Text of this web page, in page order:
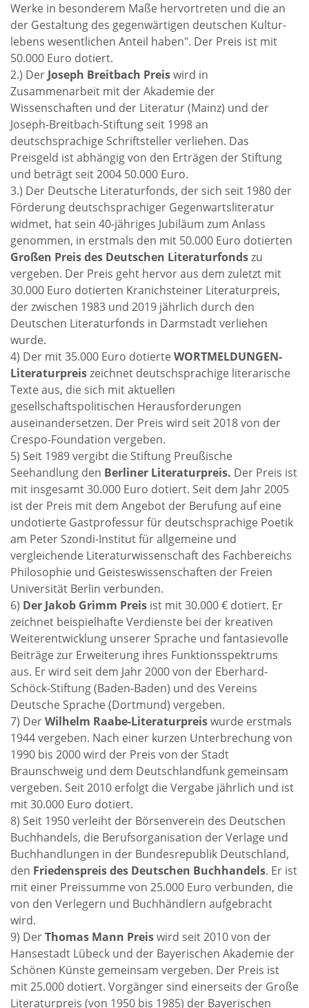
Werke in besonderem Maße hervor­treten und die an
der Gestaltung des gegen­wärtigen deutschen Kultur­
lebens wesentlichen Anteil haben". Der Preis ist mit
50.000 Euro dotiert.
2.) Der Joseph Breitbach Preiswird in
Zusammenarbeit mit der Akademie der
Wissenschaften und der Literatur (Mainz) und der
Joseph-Breitbach-Stiftung seit 1998 an
deutschsprachige Schriftsteller verliehen. Das
Preisgeld ist abhängig von den Erträgen der Stiftung
und beträgt seit 2004 50.000 Euro.
3.) Der Deutsche Literaturfonds, der sich seit 1980 der
Förderung deutschsprachiger Gegenwartsliteratur
widmet, hat sein 40-jähriges Jubiläum zum Anlass
genommen, in erstmals den mit 50.000 Euro dotierten
Großen Preis des Deutschen Literaturfondszu
vergeben. Der Preis geht hervor aus dem zuletzt mit
30.000 Euro dotierten Kranichsteiner Literaturpreis,
der zwischen 1983 und 2019 jährlich durch den
Deutschen Literaturfonds in Darmstadt verliehen
wurde.
4) Der mit 35.000 Euro dotierte WORTMELDUNGEN-
Literaturpreiszeichnet deutschsprachige literarische
Texte aus, die sich mit aktuellen
gesellschaftspolitischen Herausforderungen
auseinandersetzen. Der Preis wird seit 2018 von der
Crespo-Foundation vergeben.
5) Seit 1989 vergibt die Stiftung Preußische
Seehandlung den Berliner Literaturpreis. Der Preis ist
mit insgesamt 30.000 Euro dotiert. Seit dem Jahr 2005
ist der Preis mit dem Angebot der Berufung auf eine
undotierte Gastprofessur für deutschsprachige Poetik
am Peter Szondi-Institut für allgemeine und
vergleichende Literaturwissenschaft des Fachbereichs
Philosophie und Geisteswissenschaften der Freien
Universität Berlin verbunden.
6) Der Jakob Grimm Preis ist mit 30.000 € dotiert. Er
zeichnet beispielhafte Verdienste bei der kreativen
Weiterentwicklung unserer Sprache und fantasievolle
Beiträge zur Erweiterung ihres Funktionsspektrums
aus. Er wird seit dem Jahr 2000 von der Eberhard-
Schöck-Stiftung (Baden-Baden) und des Vereins
Deutsche Sprache (Dortmund) vergeben.
7) DerWilhelm Raabe-Literaturpreiswurde erstmals
1944 vergeben. Nach einer kurzen Unterbrechung von
1990 bis 2000 wird der Preis von der Stadt
Braunschweig und dem Deutschlandfunk gemeinsam
vergeben. Seit 2010 erfolgt die Vergabe jährlich und ist
mit 30.000 Euro dotiert.
8) Seit 1950 verleiht der Börsenverein des Deutschen
Buchhandels, die Berufsorganisation der Verlage und
Buchhandlungen in der Bundesrepublik Deutschland,
den Friedenspreis des Deutschen Buchhandels. Er ist
mit einer Preissumme von 25.000 Euro verbunden, die
von den Verlegern und Buchhändlern aufgebracht
wird.
9) DerThomas Mann Preiswird seit 2010 von der
Hansestadt Lübeck und der Bayerischen Akademie der
Schönen Künste gemeinsam vergeben. Der Preis ist
mit 25.000 dotiert. Vorgänger sind einerseits der Große
Literaturpreis (von 1950 bis 1985) der Bayerischen